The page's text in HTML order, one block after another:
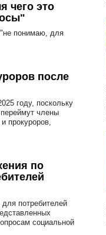
чего это
"не понимаю, для
после
году, поскольку
члены
прокуроров,
по
потребителей
социальной